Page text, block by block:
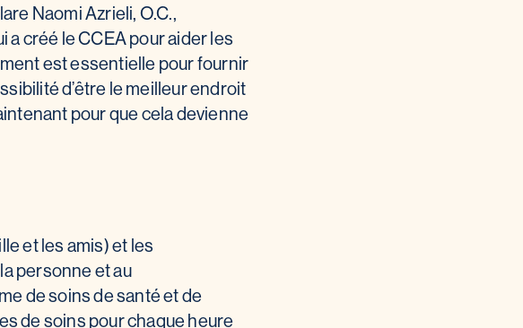
Naomi Azrieli, O.C.,
créé le CCEA pour aider les
est essentielle pour fournir
d’être le meilleur endroit
pour que cela devienne
et les amis) et les
personne et au
de soins de santé et de
de soins pour chaque heure